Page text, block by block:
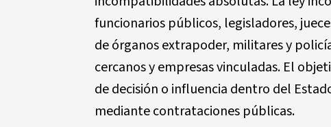
funcionarios públicos, legisladores,
de órganos extrapoder, militares y
cercanos y empresas vinculadas. El
de decisión o influencia dentro del
mediante contrataciones públicas.